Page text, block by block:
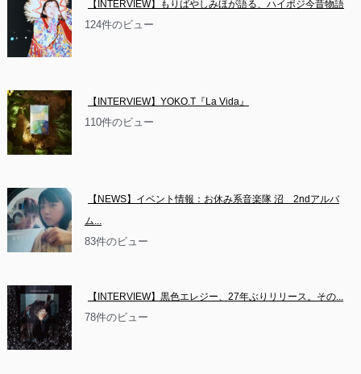
【INTERVIEW】もりばやしみほが語る、ハイポジ今昔物語
124件のビュー
【INTERVIEW】YOKO.T『La Vida』
110件のビュー
【NEWS】イベント情報：お休み系音楽隊 沼　2ndアルバ
ム...
83件のビュー
【INTERVIEW】黒色エレジー、27年ぶりリリース。その...
78件のビュー